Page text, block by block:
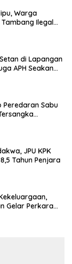
Warga
Ilegal
di Lapangan
APH Seakan
Peredaran Sabu
JPU KPK
Tahun Penjara
Gelar Perkara